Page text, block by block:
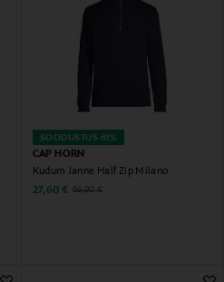
SOODUSTUS 61%
CAP HORN
Kudum Janne Half Zip Milano
Discounted Price
27,60 € Original Price
69,90 €